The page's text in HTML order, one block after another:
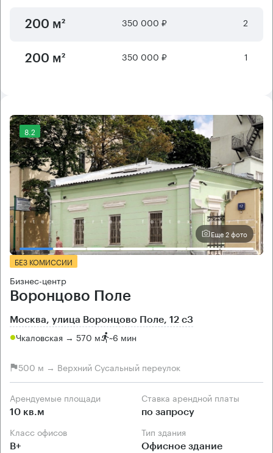
200 м² 350 000 ₽ 2
200 м² 350 000 ₽ 1
8.2
Еще 2 фото
БЕЗ КОМИССИИ
Бизнес-центр
Воронцово Поле
Москва, улица Воронцово Поле, 12 с3
Чкаловская → 570 м ~6 мин
500 м → Верхний Сусальный переулок
Арендуемые площади
10 кв.м
Ставка арендной платы
по запросу
Класс офисов
B+
Тип здания
Офисное здание